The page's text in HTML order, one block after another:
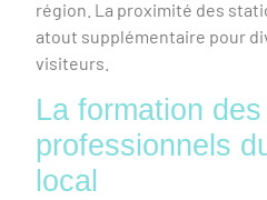
région. La proximité des
atout supplémentaire pour
visiteurs.
La formation des
professionnels
local